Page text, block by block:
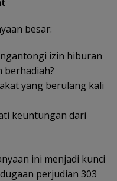
besar:
izin hiburan
yang berulang kali
keuntungan dari
ini menjadi kunci
perjudian 303